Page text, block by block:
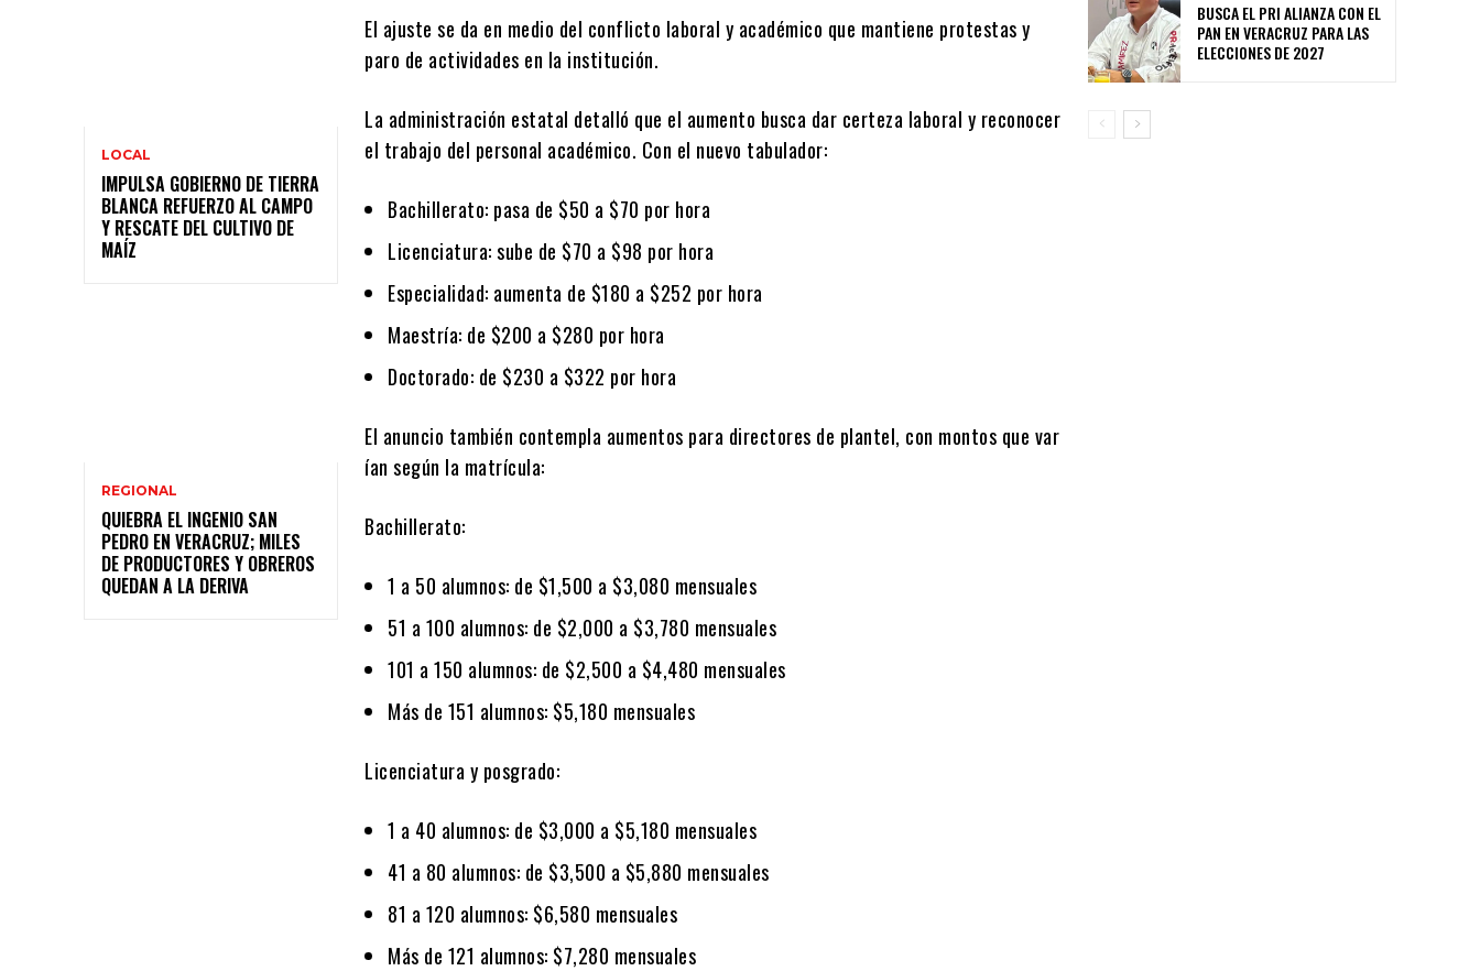
LOCAL
IMPULSA GOBIERNO DE TIERRA
BLANCA REFUERZO AL CAMPO
Y RESCATE DEL CULTIVO DE
MAÍZ
REGIONAL
QUIEBRA EL INGENIO SAN
PEDRO EN VERACRUZ; MILES
DE PRODUCTORES Y OBREROS
QUEDAN A LA DERIVA
El ajuste se da en medio del conflicto laboral y académico que mantiene protestas y
paro de actividades en la institución.
La administración estatal detalló que el aumento busca dar certeza laboral y reconocer
el trabajo del personal académico. Con el nuevo tabulador:
Bachillerato: pasa de $50 a $70 por hora
Licenciatura: sube de $70 a $98 por hora
Especialidad: aumenta de $180 a $252 por hora
Maestría: de $200 a $280 por hora
Doctorado: de $230 a $322 por hora
El anuncio también contempla aumentos para directores de plantel, con montos que var
ían según la matrícula:
Bachillerato:
1 a 50 alumnos: de $1,500 a $3,080 mensuales
51 a 100 alumnos: de $2,000 a $3,780 mensuales
101 a 150 alumnos: de $2,500 a $4,480 mensuales
Más de 151 alumnos: $5,180 mensuales
Licenciatura y posgrado:
1 a 40 alumnos: de $3,000 a $5,180 mensuales
41 a 80 alumnos: de $3,500 a $5,880 mensuales
81 a 120 alumnos: $6,580 mensuales
Más de 121 alumnos: $7,280 mensuales
BUSCA EL PRI ALIANZA CON EL
PAN EN VERACRUZ PARA LAS
ELECCIONES DE 2027